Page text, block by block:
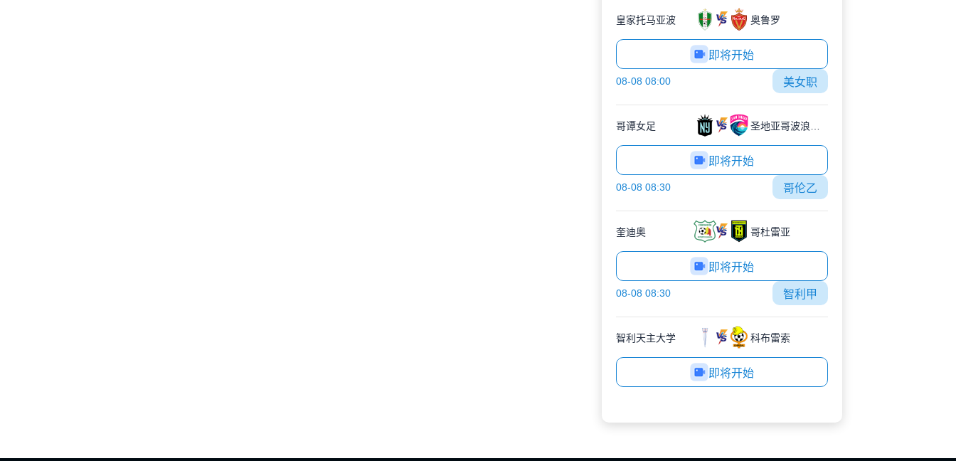
皇家托马亚波 奥鲁罗
即将开始
08-08 08:00 美女职
哥谭女足
即将开始
08-08 08:30 哥伦乙
奎迪奥 哥杜雷亚
即将开始
08-08 08:30 智利甲
智利天主大学 科布雷索
即将开始